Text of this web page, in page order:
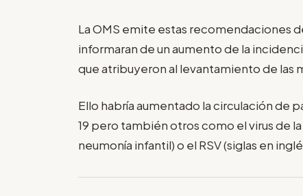
La OMS emite estas recomendaciones
informaran de un aumento de la
que atribuyeron al levantamiento de las
Ello habría aumentado la circulación de
19 pero también otros como el virus de
neumonía infantil) o el RSV (siglas en